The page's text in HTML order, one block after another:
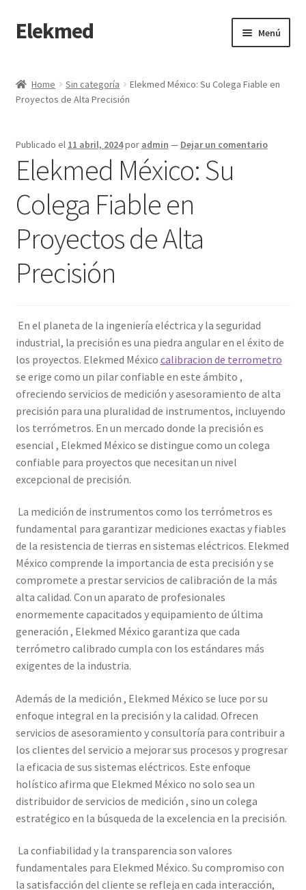
Saltar
a
Ir
al
Elekmed Menú
¿Por Qué Elegir a Elekmed México?
¿Qué es un amperímetro de gancho y cuál es su función
¿Qué es un Amperímetro y Cuál es su Función Principal?
¿Qué es un medidor de tierras y cuál es su función Principal?
¿Qué es un multímetro y cuál es su función Principal?
Amperímetro con certificado de calibración
Calibración de Amperímetros – Elekmed México
Calibración de Medidores de Resistencia – Elekmed México
Calibración de Multímetros – Elekmed México
Calibración de Osciloscopios – Elekmed México
Carrito
Finalizar compra
Medidor de tierras con certificado de calibración
Mi cuenta
Multímetro con certificado de calibración
Nuestra Misión en Elekmed México
Osciloscopio con certificado de calibración
Productos calibrados con certificado de Calibración
Servicios de calibración eléctrica
Sobre Nosotros – Elekmed México
Soporte
Home Sin categoría
Elekmed México: Su Colega Fiable en
Proyectos de Alta Precisión
Publicado el 11 abril, 2024por admin — Dejar un comentario
Elekmed México: Su
Colega Fiable en
Proyectos de Alta
Precisión
En el planeta de la ingeniería eléctrica y la seguridad
industrial, la precisión es una piedra angular en el éxito de
los proyectos. Elekmed México calibracion de terrometro
se erige como un pilar confiable en este ámbito ,
ofreciendo servicios de medición y asesoramiento de alta
precisión para una pluralidad de instrumentos, incluyendo
los terrómetros. En un mercado donde la precisión es
esencial , Elekmed México se distingue como un colega
confiable para proyectos que necesitan un nivel
excepcional de precisión.
La medición de instrumentos como los terrómetros es
fundamental para garantizar mediciones exactas y fiables
de la resistencia de tierras en sistemas eléctricos. Elekmed
México comprende la importancia de esta precisión y se
compromete a prestar servicios de calibración de la más
alta calidad. Con un aparato de profesionales
enormemente capacitados y equipamiento de última
generación , Elekmed México garantiza que cada
terrómetro calibrado cumpla con los estándares más
exigentes de la industria.
Además de la medición , Elekmed México se luce por su
enfoque integral en la precisión y la calidad. Ofrecen
servicios de asesoramiento y consultoría para contribuir a
los clientes del servicio a mejorar sus procesos y progresar
la eficacia de sus sistemas eléctricos. Este enfoque
holístico afirma que Elekmed México no solo sea un
distribuidor de servicios de medición , sino un colega
estratégico en la búsqueda de la excelencia en la precisión.
La confiabilidad y la transparencia son valores
fundamentales para Elekmed México. Su compromiso con
la satisfacción del cliente se refleja en cada interacción,